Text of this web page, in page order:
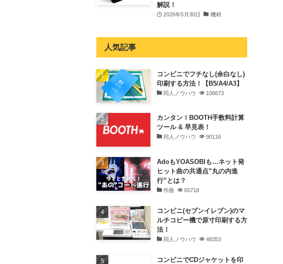
解説！
2026年5月30日 機材
人気記事
コンビニでフチなし(余白なし)
印刷する方法！【B5/A4/A3】
同人ノウハウ 106673
カンタン！BOOTH手数料計算
ツール & 早見表！
同人ノウハウ 90116
AdoもYOASOBIも…ネット発
ヒット曲の共通点”丸の内進
行”とは？
作曲 65718
コンビニ(セブンイレブン)のマ
ルチコピー機で原寸印刷する方
法！
同人ノウハウ 48353
コンビニでCDジャケットを印